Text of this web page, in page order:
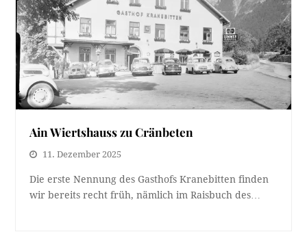
Ain Wiertshauss zu Cränbeten
11. Dezember 2025
Die erste Nennung des Gasthofs Kranebitten finden
wir bereits recht früh, nämlich im Raisbuch des…